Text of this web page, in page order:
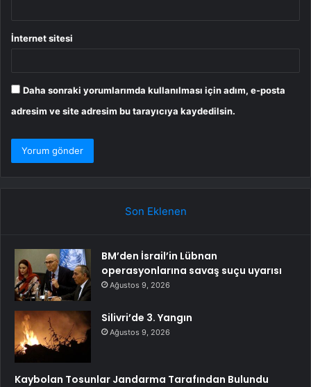
İnternet sitesi
Daha sonraki yorumlarımda kullanılması için adım, e-posta
adresim ve site adresim bu tarayıcıya kaydedilsin.
Son Eklenen
BM’den İsrail’in Lübnan
operasyonlarına savaş suçu uyarısı
Ağustos 9, 2026
Silivri’de 3. Yangın
Ağustos 9, 2026
Kaybolan Tosunlar Jandarma Tarafından Bulundu